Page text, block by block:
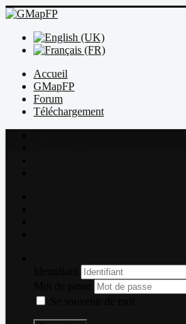
Accueil
GMapFP
Forum
Téléchargement